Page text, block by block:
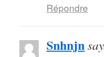
Répondre
Snhnjn